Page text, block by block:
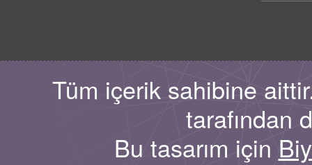
Tüm içerik sahibine
tarafından
Bu tasarım için